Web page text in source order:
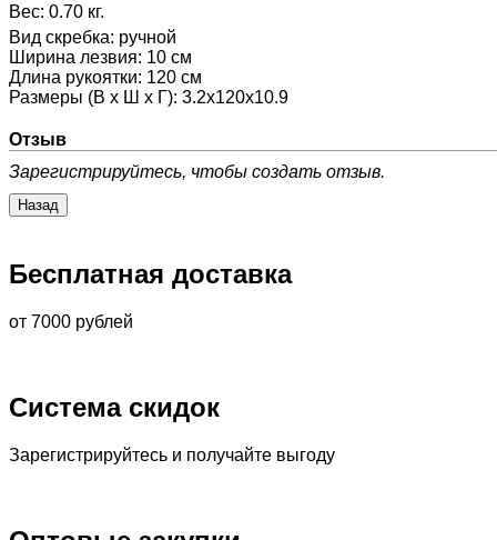
Вес: 0.70 кг.
Вид скребка: ручной
Ширина лезвия: 10 см
Длина рукоятки: 120 см
Размеры (В х Ш х Г): 3.2х120х10.9
Отзыв
Зарегистрируйтесь, чтобы создать отзыв.
Бесплатная доставка
от 7000 рублей
Система скидок
Зарегистрируйтесь и получайте выгоду